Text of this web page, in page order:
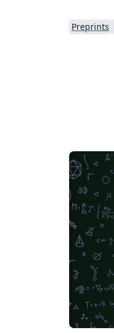
Preprints